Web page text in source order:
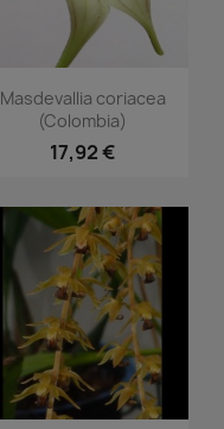
Vorschau
Masdevallia coriacea
(Colombia)
17,92 €